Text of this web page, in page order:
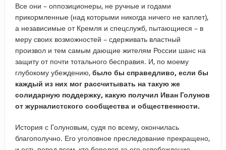
Все они – оппозиционеры, не ручные и годами
прикормленные (над которыми никогда ничего не каплет),
а независимые от Кремля и спецслужб, пытающиеся – в
меру своих возможностей – сдерживать властный
произвол и тем самым дающие жителям России шанс на
защиту от почти тотального бесправия. И, по моему
глубокому убеждению, было бы справедливо, если бы
каждый из них мог рассчитывать на такую же
солидарную поддержку, какую получил Иван Голунов
от журналистского сообщества и общественности.
История с Голуновым, судя по всему, окончилась
благополучно. Его уголовное преследование прекращено,